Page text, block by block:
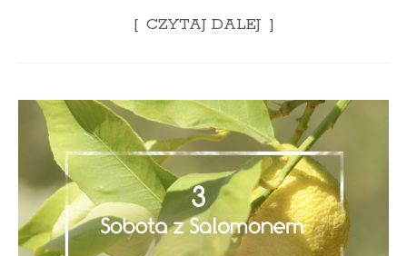
CZYTAJ DALEJ